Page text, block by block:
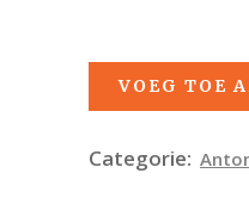
VOEG TOE
Categorie: